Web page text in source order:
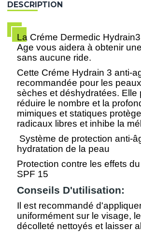
DESCRIPTION
La Créme Dermedic
Age vous aidera à obtenir
sans aucune ride.
Cette Créme Hydrain 3 anti-
recommandée pour les
sèches et déshydratées. Elle
réduire le nombre et la
mimiques et statiques
radicaux libres et inhibe la
Système de protection anti-
hydratation de la peau
Protection contre les effets
SPF 15
Conseils D'utilisation:
Il est recommandé
uniformément sur le visage,
décolleté nettoyés et laisser